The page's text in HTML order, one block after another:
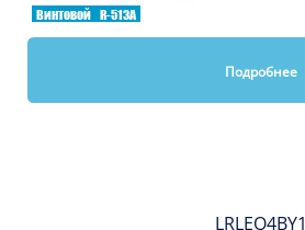
Винтовой R-513A
Подробнее
LRLEQ4BY1